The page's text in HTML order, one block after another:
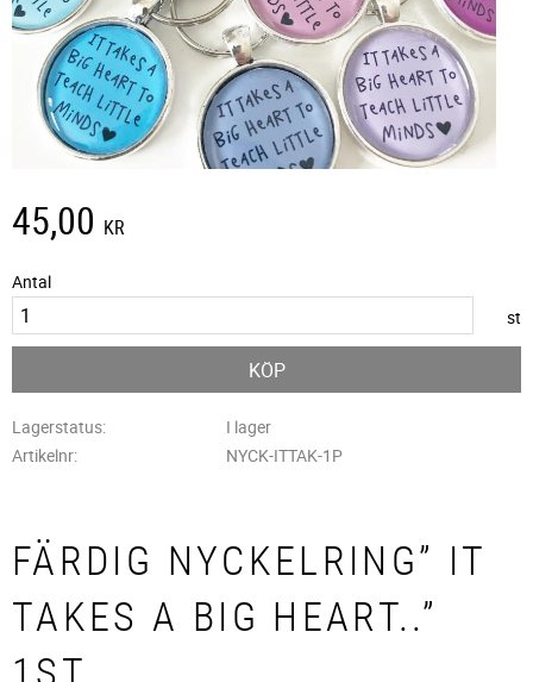
45,00 KR
Antal
st
KÖP
Lagerstatus
I lager
Artikelnr
NYCK-ITTAK-1P
FÄRDIG NYCKELRING” IT
TAKES A BIG HEART..”